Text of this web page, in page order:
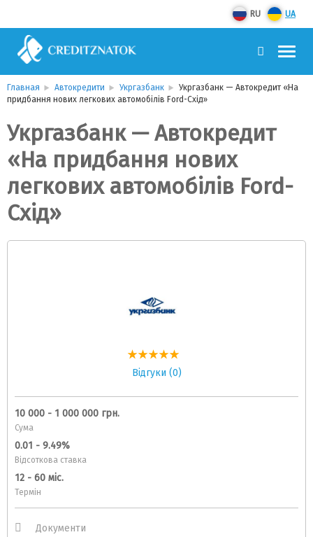
RU UA
Главная Автокредити Укргазбанк
Укргазбанк — Автокредит «На
придбання нових легкових автомобілів Ford-Схід»
Укргазбанк — Автокредит
«На придбання нових
легкових автомобілів Ford-
Схід»
Відгуки (0)
10 000 - 1 000 000 грн.
Сума
0.01 - 9.49%
Відсоткова ставка
12 - 60 міс.
Термін
Документи